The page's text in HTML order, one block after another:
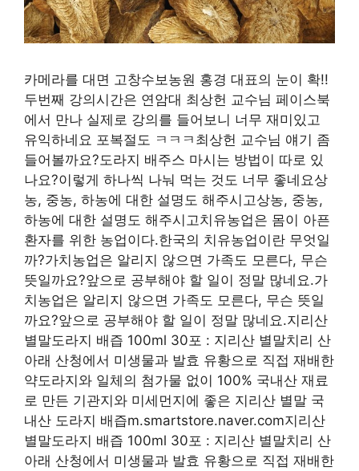
카메라를 대면 고창수보농원 홍경 대표의 눈이 확!!
두번째 강의시간은 연암대 최상헌 교수님 페이스북
에서 만나 실제로 강의를 들어보니 너무 재미있고
유익하네요 포복절도 ㅋㅋㅋ최상헌 교수님 얘기 좀
들어볼까요?도라지 배주스 마시는 방법이 따로 있
나요?이렇게 하나씩 나눠 먹는 것도 너무 좋네요상
농, 중농, 하농에 대한 설명도 해주시고상농, 중농,
하농에 대한 설명도 해주시고치유농업은 몸이 아픈
환자를 위한 농업이다.한국의 치유농업이란 무엇일
까?가치농업은 알리지 않으면 가족도 모른다, 무슨
뜻일까요?앞으로 공부해야 할 일이 정말 많네요.가
치농업은 알리지 않으면 가족도 모른다, 무슨 뜻일
까요?앞으로 공부해야 할 일이 정말 많네요.지리산
별말도라지 배즙 100ml 30포 : 지리산 별말치리 산
아래 산청에서 미생물과 발효 유황으로 직접 재배한
약도라지와 일체의 첨가물 없이 100% 국내산 재료
로 만든 기관지와 미세먼지에 좋은 지리산 별말 국
내산 도라지 배즙m.smartstore.naver.com지리산
별말도라지 배즙 100ml 30포 : 지리산 별말치리 산
아래 산청에서 미생물과 발효 유황으로 직접 재배한